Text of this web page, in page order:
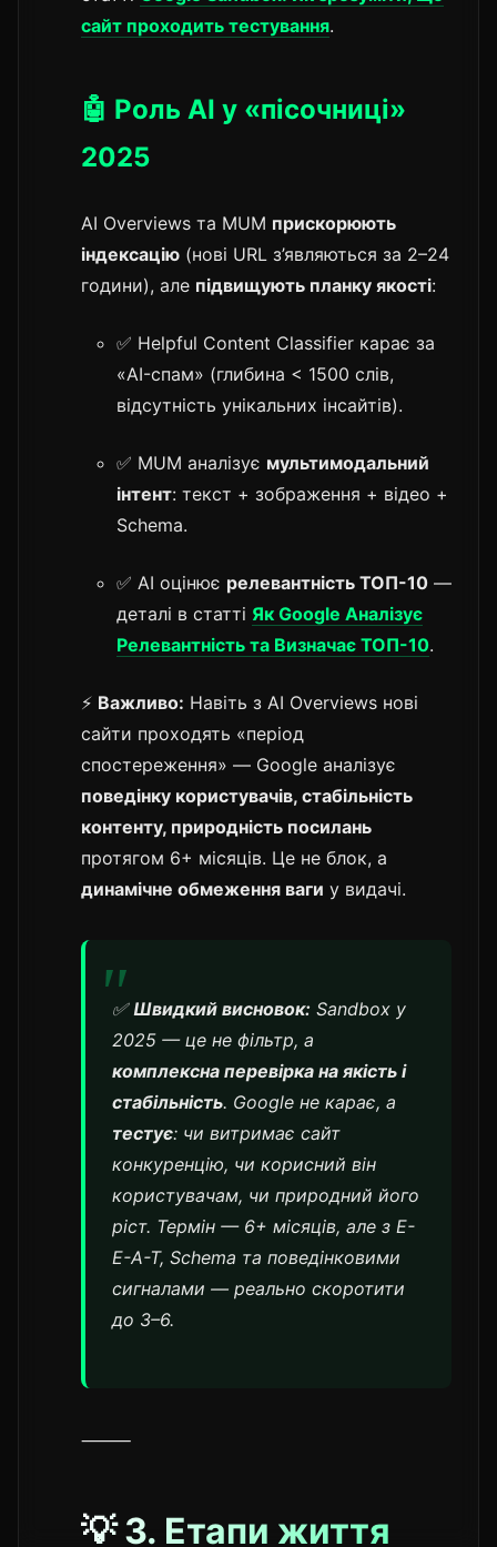
сайт проходить тестування.
🤖 Роль AI у «пісочниці»
2025
AI Overviews та MUM прискорюють
індексацію (нові URL з’являються за 2–24
години), але підвищують планку якості:
✅ Helpful Content Classifier карає за
«AI-спам» (глибина < 1500 слів,
відсутність унікальних інсайтів).
✅ MUM аналізує мультимодальний
інтент: текст + зображення + відео +
Schema.
✅ AI оцінює релевантність ТОП-10 —
деталі в статті Як Google Аналізує
Релевантність та Визначає ТОП-10.
⚡ Важливо: Навіть з AI Overviews нові
сайти проходять «період
спостереження» — Google аналізує
поведінку користувачів, стабільність
контенту, природність посилань
протягом 6+ місяців. Це не блок, а
динамічне обмеження ваги у видачі.
✅ Швидкий висновок: Sandbox у
2025 — це не фільтр, а
комплексна перевірка на якість і
стабільність. Google не карає, а
тестує: чи витримає сайт
конкуренцію, чи корисний він
користувачам, чи природний його
ріст. Термін — 6+ місяців, але з E-
E-A-T, Schema та поведінковими
сигналами — реально скоротити
до 3–6.
⸻
💡 3. Етапи життя